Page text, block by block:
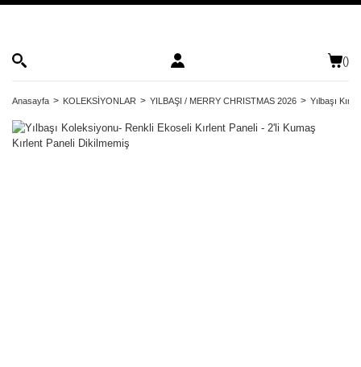
()
Anasayfa KOLEKSİYONLAR YILBAŞI / MERRY CHRISTMAS 2026 Yılbaşı